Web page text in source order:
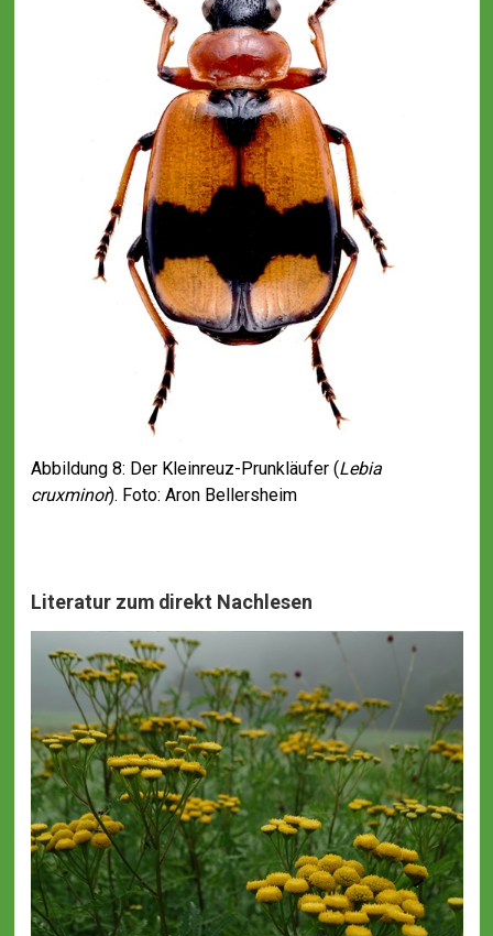
Abbildung 8: Der Kleinreuz-Prunkläufer (Lebia
cruxminor). Foto: Aron Bellersheim
Literatur zum direkt Nachlesen